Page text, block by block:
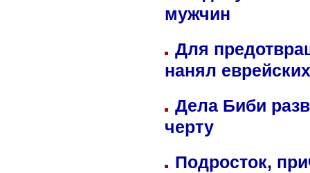
мужчин
Для
нанял
Дела Биби
черту
Подросток,